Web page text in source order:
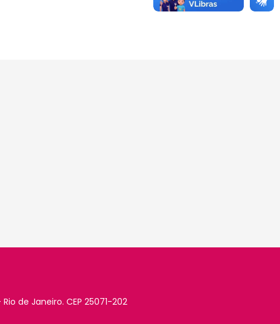
de Janeiro. CEP 25071-202